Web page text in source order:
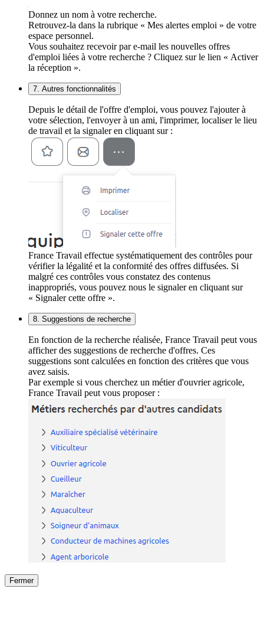
Donnez un nom à votre recherche.
Retrouvez-la dans la rubrique « Mes alertes emploi » de votre
espace personnel.
Vous souhaitez recevoir par e-mail les nouvelles offres
d'emploi liées à votre recherche ? Cliquez sur le lien « Activer
la réception ».
7. Autres fonctionnalités
Depuis le détail de l'offre d'emploi, vous pouvez l'ajouter à
votre sélection, l'envoyer à un ami, l'imprimer, localiser le lieu
de travail et la signaler en cliquant sur :
France Travail effectue systématiquement des contrôles pour
vérifier la légalité et la conformité des offres diffusées. Si
malgré ces contrôles vous constatez des contenus
inappropriés, vous pouvez nous le signaler en cliquant sur
« Signaler cette offre ».
8. Suggestions de recherche
En fonction de la recherche réalisée, France Travail peut vous
afficher des suggestions de recherche d'offres. Ces
suggestions sont calculées en fonction des critères que vous
avez saisis.
Par exemple si vous cherchez un métier d'ouvrier agricole,
France Travail peut vous proposer :
Fermer